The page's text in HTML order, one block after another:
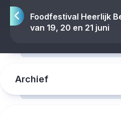
Foodfestival Heerlijk
van 19, 20 en 21 juni
Archief